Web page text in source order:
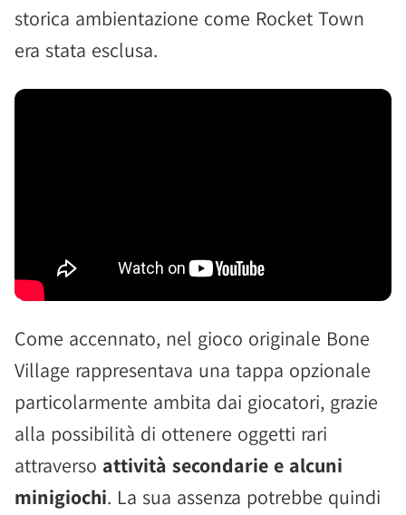
storica ambientazione come Rocket Town
era stata esclusa.
Come accennato, nel gioco originale Bone
Village rappresentava una tappa opzionale
particolarmente ambita dai giocatori, grazie
alla possibilità di ottenere oggetti rari
attraverso attività secondarie e alcuni
minigiochi. La sua assenza potrebbe quindi